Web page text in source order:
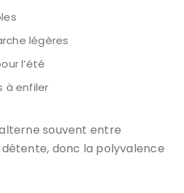
légères
l’été
à enfiler
souvent entre
donc la polyvalence